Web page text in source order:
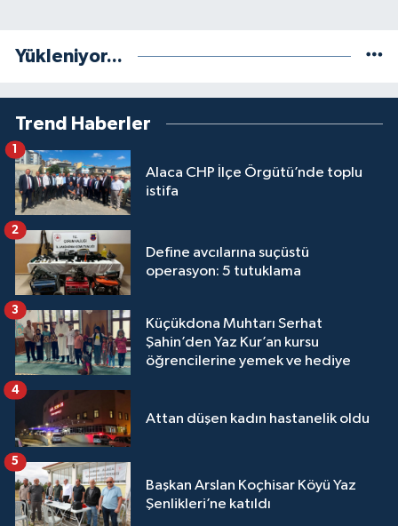
Yükleniyor...
Trend Haberler
Alaca CHP İlçe Örgütü’nde toplu
istifa
1
Define avcılarına suçüstü
operasyon: 5 tutuklama
2
Küçükdona Muhtarı Serhat
Şahin’den Yaz Kur’an kursu
öğrencilerine yemek ve hediye
3
Attan düşen kadın hastanelik oldu
4
Başkan Arslan Koçhisar Köyü Yaz
Şenlikleri’ne katıldı
5